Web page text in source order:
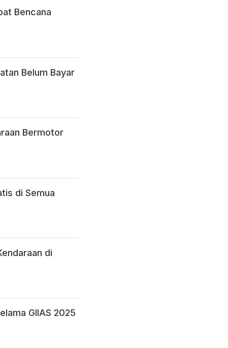
Bencana
Belum Bayar
Bermotor
di Semua
di
GIIAS 2025